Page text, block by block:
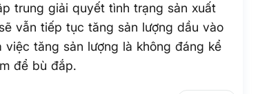
trung giải quyết tình trạng sản xuất
vẫn tiếp tục tăng sản lượng dầu vào
tăng sản lượng là không đáng kể
để bù đắp.